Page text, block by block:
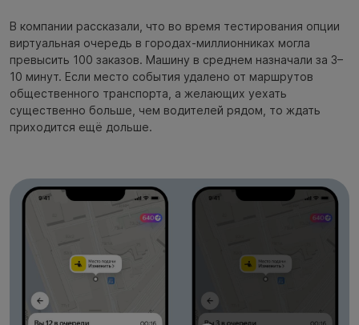
В компании рассказали, что во время тестирования опции
виртуальная очередь в городах-миллионниках могла
превысить 100 заказов. Машину в среднем назначали за 3–
10 минут. Если место события удалено от маршрутов
общественного транспорта, а желающих уехать
существенно больше, чем водителей рядом, то ждать
приходится ещё дольше.